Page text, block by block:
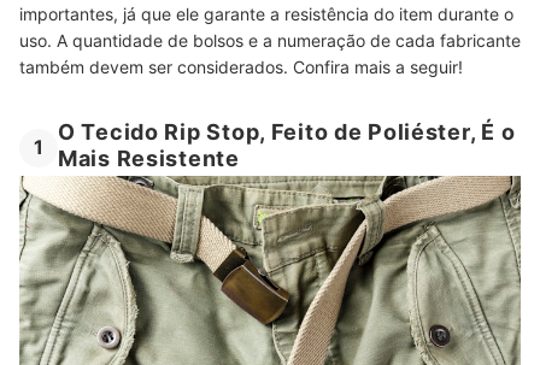
importantes, já que ele garante a resistência do item durante o
uso. A quantidade de bolsos e a numeração de cada fabricante
também devem ser considerados. Confira mais a seguir!
1
O Tecido Rip Stop, Feito de Poliéster, É o
Mais Resistente